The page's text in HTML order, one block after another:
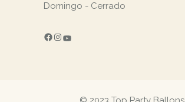
Domingo - Cerrado
FACEBOOK
INSTAGRAM
YOUTUBE